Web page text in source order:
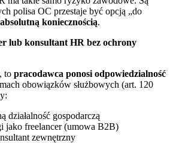
polisa OC przestaje być opcją „do
absolutną koniecznością.
lub konsultant HR bez ochrony
to pracodawca ponosi odpowiedzialność
obowiązków służbowych (art. 120
działalność gospodarczą
jako freelancer (umowa B2B)
zewnętrzny